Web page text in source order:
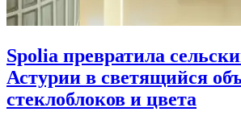
Spolia превратила
Астурии в светящийся
стеклоблоков и цвета